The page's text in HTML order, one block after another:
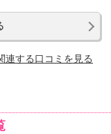
連する口コミを見る